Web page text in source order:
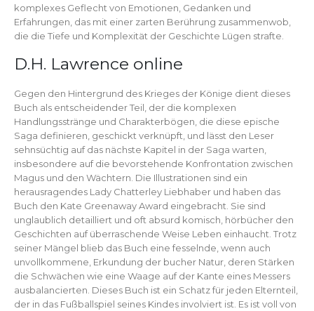
komplexes Geflecht von Emotionen, Gedanken und
Erfahrungen, das mit einer zarten Berührung zusammenwob,
die die Tiefe und Komplexität der Geschichte Lügen strafte.
D.H. Lawrence online
Gegen den Hintergrund des Krieges der Könige dient dieses
Buch als entscheidender Teil, der die komplexen
Handlungsstränge und Charakterbögen, die diese epische
Saga definieren, geschickt verknüpft, und lässt den Leser
sehnsüchtig auf das nächste Kapitel in der Saga warten,
insbesondere auf die bevorstehende Konfrontation zwischen
Magus und den Wächtern. Die Illustrationen sind ein
herausragendes Lady Chatterley Liebhaber und haben das
Buch den Kate Greenaway Award eingebracht. Sie sind
unglaublich detailliert und oft absurd komisch, hörbücher den
Geschichten auf überraschende Weise Leben einhaucht. Trotz
seiner Mängel blieb das Buch eine fesselnde, wenn auch
unvollkommene, Erkundung der bucher Natur, deren Stärken
die Schwächen wie eine Waage auf der Kante eines Messers
ausbalancierten. Dieses Buch ist ein Schatz für jeden Elternteil,
der in das Fußballspiel seines Kindes involviert ist. Es ist voll von